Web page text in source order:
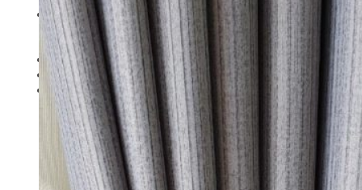
Tìm
kiếm: